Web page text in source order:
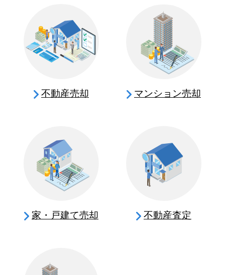
不動産売却 マンション売却
家・戸建て売却 不動産査定